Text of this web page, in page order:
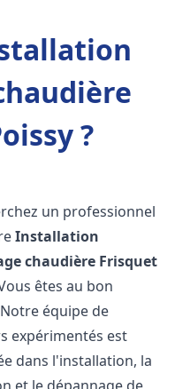
?
un professionnel
Installation
chaudière Frisquet
êtes au bon
équipe de
expérimentés est
dans l'installation, la